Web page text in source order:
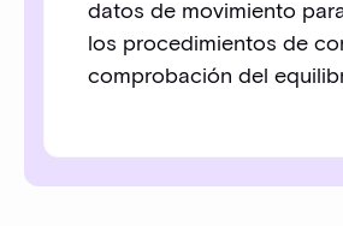
datos de movimiento
los procedimientos de
comprobación del